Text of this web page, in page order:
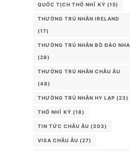
QUỐC TỊCH THỔ NHĨ KỲ (15)
THƯỜNG TRÚ NHÂN IRELAND
(17)
THƯỜNG TRÚ NHÂN BỒ ĐÀO NHA
(28)
THƯỜNG TRÚ NHÂN CHÂU ÂU
(48)
THƯỜNG TRÚ NHÂN HY LẠP (23)
THỔ NHĨ KỲ (18)
TIN TỨC CHÂU ÂU (303)
VISA CHÂU ÂU (27)